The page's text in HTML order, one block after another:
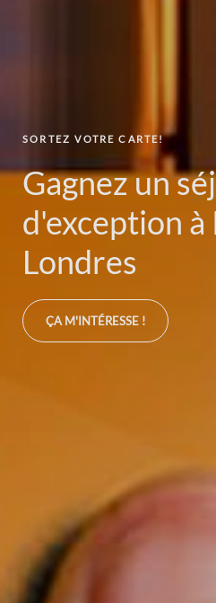
Offrez vous
vos rêves!
ÇA M'INTÉRESSE !